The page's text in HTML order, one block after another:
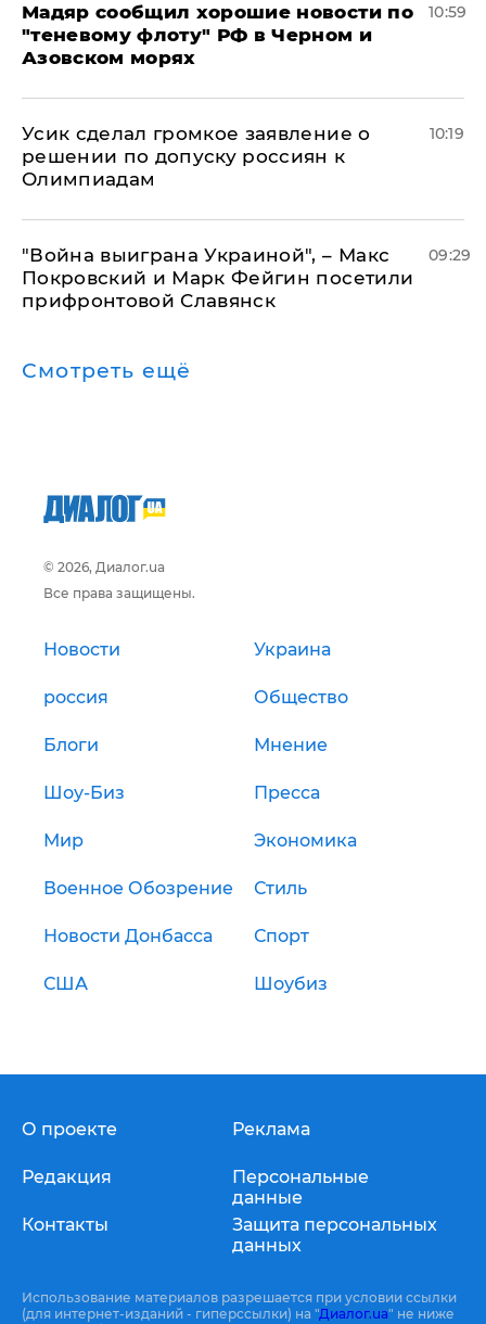
Мадяр сообщил хорошие новости по
"теневому флоту" РФ в Черном и
Азовском морях
10:59
Усик сделал громкое заявление о
решении по допуску россиян к
Олимпиадам
10:19
"Война выиграна Украиной", – Макс
Покровский и Марк Фейгин посетили
прифронтовой Славянск
09:29
Смотреть ещё
© 2026, Диалог.ua
Все права защищены.
Новости Украина
россия Общество
Блоги Мнение
Шоу-Биз Пресса
Мир Экономика
Военное Обозрение Стиль
Новости Донбасса Спорт
США Шоубиз
О проекте
Редакция
Контакты
Реклама
Персональные
данные
Защита персональных
данных
Использование материалов разрешается при условии ссылки
(для интернет-изданий - гиперссылки) на "Диалог.ua" не ниже